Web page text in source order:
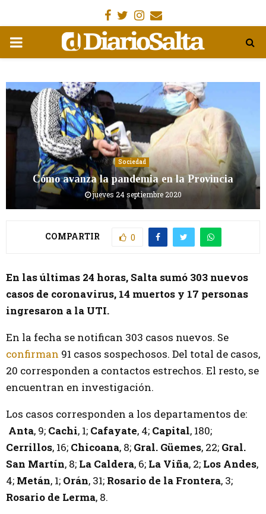
Facebook
Gorjeo
Instagram
Email
MENÚ
Sociedad
Cómo avanza la pandemia en la Provincia
jueves 24 septiembre 2020
COMPARTIR 0
En las últimas 24 horas, Salta sumó 303 nuevos
casos de coronavirus, 14 muertos y 17 personas
ingresaron a la UTI.
En la fecha se notifican 303 casos nuevos. Se
confirman 91 casos sospechosos. Del total de casos,
20 corresponden a contactos estrechos. El resto, se
encuentran en investigación.
Los casos corresponden a los departamentos de:
Anta, 9; Cachi, 1; Cafayate, 4; Capital, 180;
Cerrillos, 16; Chicoana, 8; Gral. Güemes, 22; Gral.
San Martín, 8; La Caldera, 6; La Viña, 2; Los Andes,
4; Metán, 1; Orán, 31; Rosario de la Frontera, 3;
Rosario de Lerma, 8.